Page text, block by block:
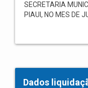
SECRETARIA
PIAUI, NO MES DE
Dados